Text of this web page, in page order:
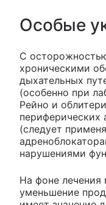
Особые
С
хроническими
дыхательных
(особенно при
Рейно и
(следует
нарушениями
На фоне
уменьшение